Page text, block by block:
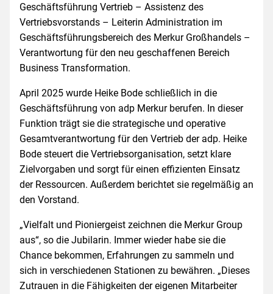
Geschäftsführung Vertrieb – Assis­tenz des
Vertriebsvorstands – Leiterin Administration im
Geschäftsführungsbereich des Merkur Großhandels –
Verantwortung für den neu geschaffenen Bereich
Business Transformation.
April 2025 wurde Heike Bode schließlich in die
Geschäftsführung von adp Merkur berufen. In dieser
Funktion trägt sie die strategische und operative
Gesamtverantwortung für den Vertrieb der adp. Heike
Bode steuert die Vertriebsorganisation, setzt klare
Zielvorgaben und sorgt für einen effizienten Einsatz
der Ressourcen. Außerdem berichtet sie regelmäßig an
den Vorstand.
„Vielfalt und Pioniergeist zeichnen die Merkur Group
aus“, so die Jubilarin. Immer wieder habe sie die
Chance bekommen, Erfahrungen zu sammeln und
sich in verschiedenen Stationen zu bewähren. „Dieses
Zutrauen in die Fähigkeiten der eigenen Mitarbeiter